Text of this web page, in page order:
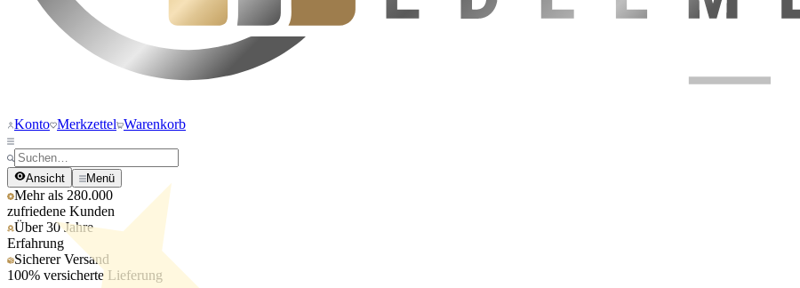
Konto Merkzettel Warenkorb
Ansicht Menü
Mehr als 280.000
zufriedene Kunden
Über 30 Jahre
Erfahrung
Sicherer Versand
100% versicherte Lieferung